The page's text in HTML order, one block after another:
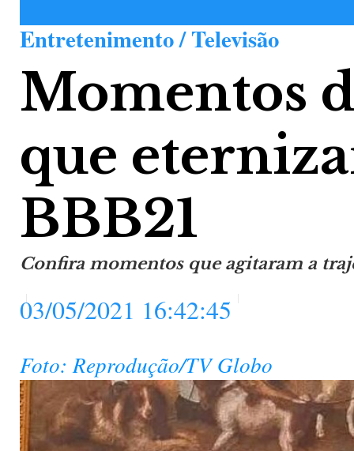
Entretenimento / Televisão
Momentos
que
BBB21
Confira momentos que agitaram a
03/05/2021 16:42:45
Foto: Reprodução/TV Globo